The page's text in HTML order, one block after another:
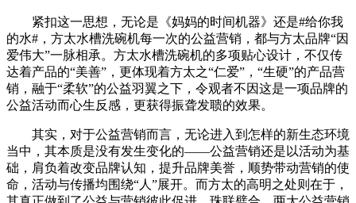
紧扣这一思想，无论是《妈妈的时间机器》还是#给你我
的水#，方太水槽洗碗机每一次的公益营销，都与方太品牌“因
爱伟大”一脉相承。方太水槽洗碗机的多项贴心设计，不仅传
达着产品的“美善”，更体现着方太之“仁爱”，“生硬”的产品营
销，融于“柔软”的公益羽翼之下，令观者不因这是一项品牌的
公益活动而心生反感，更获得振聋发聩的效果。
其实，对于公益营销而言，无论进入到怎样的新生态环境
当中，其本质是没有发生变化的——公益营销还是以活动为基
础，肩负着改变品牌认知，提升品牌美誉，顺势带动营销的使
命，活动与传播均围绕“人”展开。而方太的高明之处则在于，